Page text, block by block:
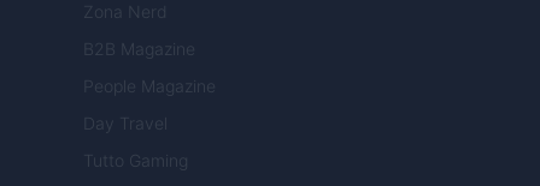
Zona Nerd
B2B Magazine
People Magazine
Day Travel
Tutto Gaming